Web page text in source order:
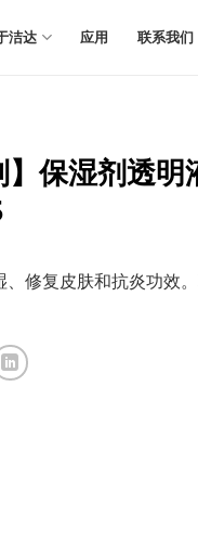
洁达 应用 联系我们
】保湿剂透
修复皮肤和抗炎功效